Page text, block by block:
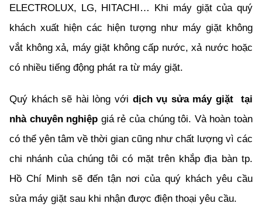
ELECTROLUX, LG, HITACHI… Khi máy giặt của quý
khách xuất hiện các hiện tượng như máy giặt không
vắt không xả, máy giặt không cấp nước, xả nước hoặc
có nhiều tiếng động phát ra từ máy giặt.
Quý khách sẽ hài lòng với dịch vụ sửa máy giặt tại
nhà chuyên nghiệp giá rẻ của chúng tôi. Và hoàn toàn
có thể yên tâm về thời gian cũng như chất lượng vì các
chi nhánh của chúng tôi có mặt trên khắp địa bàn tp.
Hồ Chí Minh sẽ đến tận nơi của quý khách yêu cầu
sửa máy giặt sau khi nhận được điện thoại yêu cầu.